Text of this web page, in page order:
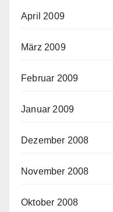
April 2009
März 2009
Februar 2009
Januar 2009
Dezember 2008
November 2008
Oktober 2008